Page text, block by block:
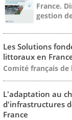
France.
gestion
Les Solutions
littoraux en
Comité français de
L'adaptation au
d'infrastructures
France